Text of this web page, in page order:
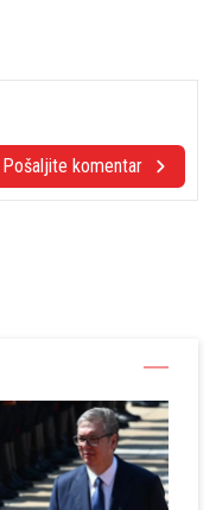
Pošaljite komentar